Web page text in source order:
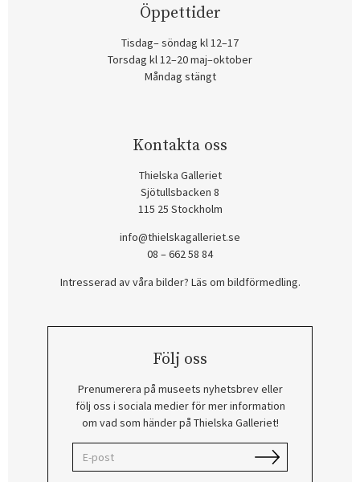
Öppettider
Tisdag– söndag kl 12–17
Torsdag kl 12–20 maj–oktober
Måndag stängt
Kontakta oss
Thielska Galleriet
Sjötullsbacken 8
115 25 Stockholm
info@thielskagalleriet.se
08 – 662 58 84
Intresserad av våra bilder? Läs om bildförmedling.
Följ oss
Prenumerera på museets nyhetsbrev eller
följ oss i sociala medier för mer information
om vad som händer på Thielska Galleriet!